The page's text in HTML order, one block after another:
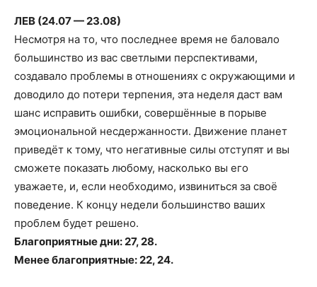
ЛЕВ (24.07 — 23.08)
Несмотря на то, что последнее время не баловало
большинство из вас светлыми перспективами,
создавало проблемы в отношениях с окружающими и
доводило до потери терпения, эта неделя даст вам
шанс исправить ошибки, совершённые в порыве
эмоциональной несдержанности. Движение планет
приведёт к тому, что негативные силы отступят и вы
сможете показать любому, насколько вы его
уважаете, и, если необходимо, извиниться за своё
поведение. К концу недели большинство ваших
проблем будет решено.
Благоприятные дни: 27, 28.
Менее благоприятные: 22, 24.